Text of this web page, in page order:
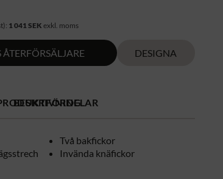
1 041 SEK exkl. moms
DESIGNA
Två bakfickor
Invända knäfickor
BESKRIVNING